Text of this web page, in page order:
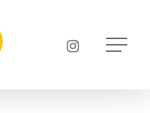
instagramMenu